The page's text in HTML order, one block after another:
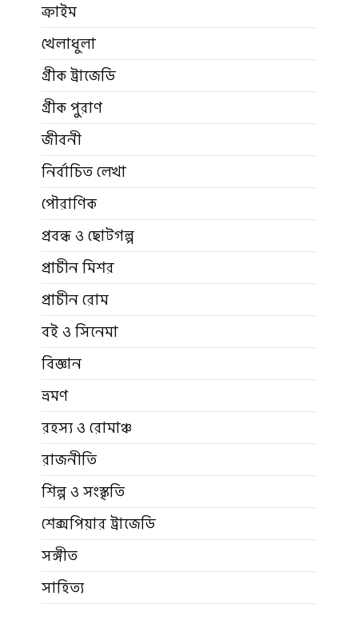
ক্রাইম
খেলাধুলা
গ্রীক ট্রাজেডি
গ্রীক পুরাণ
জীবনী
নির্বাচিত লেখা
পৌরাণিক
প্রবন্ধ ও ছোটগল্প
প্রাচীন মিশর
প্রাচীন রোম
বই ও সিনেমা
বিজ্ঞান
ভ্রমণ
রহস্য ও রোমাঞ্চ
রাজনীতি
শিল্প ও সংস্কৃতি
শেক্সপিয়ার ট্রাজেডি
সঙ্গীত
সাহিত্য